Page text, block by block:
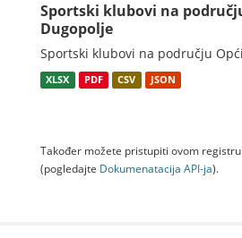
Sportski klubovi na
Dugopolje
Sportski klubovi na području
XLSX PDF CSV JSON
Također možete pristupiti ovom
(pogledajte Dokumenаtаcijа API-jа).